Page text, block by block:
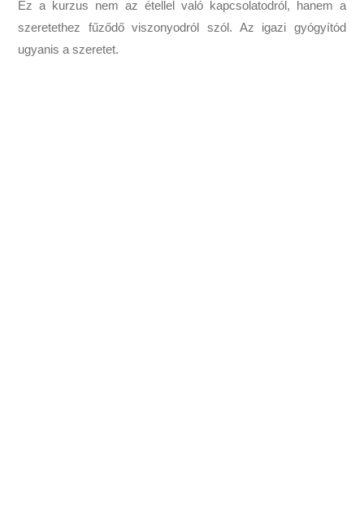
Ez a kurzus nem az étellel való kapcsolatodról, hanem a
szeretethez fűződő viszonyodról szól. Az igazi gyógyítód
ugyanis a szeretet.